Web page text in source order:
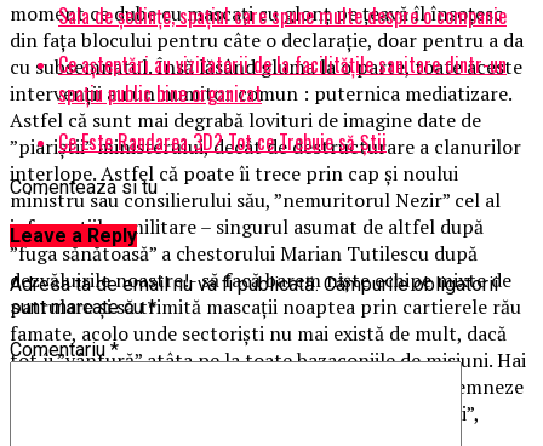
moment ce dube cu mascați cu glonț pe țeavă îl însoțesc
din fața blocului pentru câte o declarație, doar pentru a da
cu subsemnatul. Însă lăsând gluma la o parte, toate aceste
intervenții au un numitor comun : puternica mediatizare.
Astfel că sunt mai degrabă lovituri de imagine date de
”piariștii” ministerului, decât de destructurare a clanurilor
interlope. Astfel că poate îi trece prin cap și noului
ministru sau consilierului său, ”nemuritorul Nezir” cel al
informațiilor militare – singurul asumat de altfel după
”fuga sănătoasă” a chestorului Marian Tutilescu după
dezvăluirile noastre!- să facă barem niște echipe mixte de
patrulare și să trimită mascații noaptea prin cartierele rău
famate, acolo unde sectoriști nu mai există de mult, dacă
tot îi ”vântură” atâta pe la toate bazaconiile de misiuni. Hai
că se poate! La fel cum s–a putut de altfel și să se semneze
diverse documente și ”împuterniciri la împuterniciri”,
Sala de ședințe, spațiul care spune multe despre o companie
Ce așteptări au vizitatorii de la facilitățile sanitare dintr-un
spațiu public bine organizat
Ce Este Randarea 3D? Tot ce Trebuie să Știi
Comenteaza si tu
Leave a Reply
Adresa ta de email nu va fi publicată. Câmpurile obligatorii
sunt marcate cu*
Comentariu *